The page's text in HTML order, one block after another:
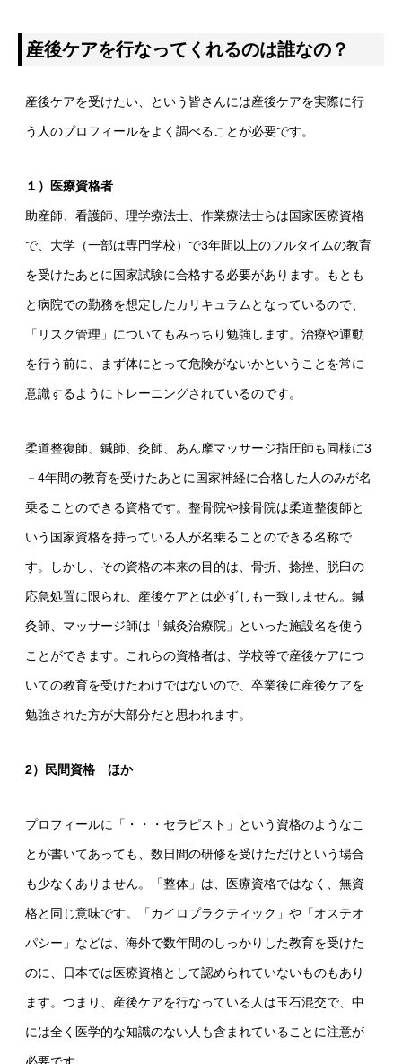
産後ケアを行なってくれるのは誰なの？
産後ケアを受けたい、という皆さんには産後ケアを実際に行
う人のプロフィールをよく調べることが必要です。
１）医療資格者
助産師、看護師、理学療法士、作業療法士らは国家医療資格
で、大学（一部は専門学校）で3年間以上のフルタイムの教育
を受けたあとに国家試験に合格する必要があります。もとも
と病院での勤務を想定したカリキュラムとなっているので、
「リスク管理」についてもみっちり勉強します。治療や運動
を行う前に、まず体にとって危険がないかということを常に
意識するようにトレーニングされているのです。
柔道整復師、鍼師、灸師、あん摩マッサージ指圧師も同様に3
－4年間の教育を受けたあとに国家神経に合格した人のみが名
乗ることのできる資格です。整骨院や接骨院は柔道整復師と
いう国家資格を持っている人が名乗ることのできる名称で
す。しかし、その資格の本来の目的は、骨折、捻挫、脱臼の
応急処置に限られ、産後ケアとは必ずしも一致しません。鍼
灸師、マッサージ師は「鍼灸治療院」といった施設名を使う
ことができます。これらの資格者は、学校等で産後ケアにつ
いての教育を受けたわけではないので、卒業後に産後ケアを
勉強された方が大部分だと思われます。
2）民間資格 ほか
プロフィールに「・・・セラピスト」という資格のようなこ
とが書いてあっても、数日間の研修を受けただけという場合
も少なくありません。「整体」は、医療資格ではなく、無資
格と同じ意味です。「カイロプラクティック」や「オステオ
パシー」などは、海外で数年間のしっかりした教育を受けた
のに、日本では医療資格として認められていないものもあり
ます。つまり、産後ケアを行なっている人は玉石混交で、中
には全く医学的な知識のない人も含まれていることに注意が